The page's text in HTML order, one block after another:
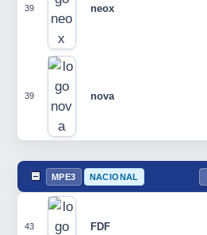
39 neox
39 nova
MPE3 NACIONAL
43 FDF